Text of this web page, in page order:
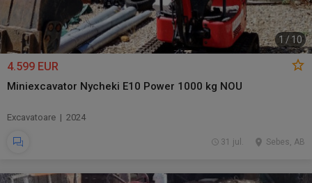
1 / 10
4.599 EUR
Miniexcavator Nycheki E10 Power 1000 kg NOU
Excavatoare | 2024
Sebes, AB
31 jul.